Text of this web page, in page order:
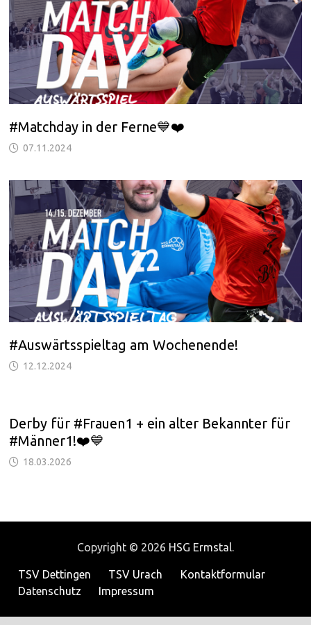
#Matchday in der Ferne💙❤️
07.11.2024
#Auswärtsspieltag am Wochenende!
12.12.2024
Derby für #Frauen1 + ein alter Bekannter für
#Männer1!❤️💙
18.03.2026
Copyright © 2026 HSG Ermstal.
TSV Dettingen TSV Urach
Kontaktformular
Datenschutz
Impressum